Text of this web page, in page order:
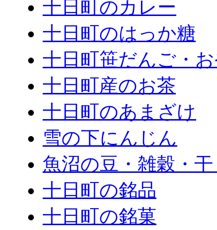
十日町のカレー
十日町のはっか糖
十日町笹だんご・
十日町産のお茶
十日町のあまざけ
雪の下にんじん
魚沼の豆・雑穀・
十日町の銘品
十日町の銘菓